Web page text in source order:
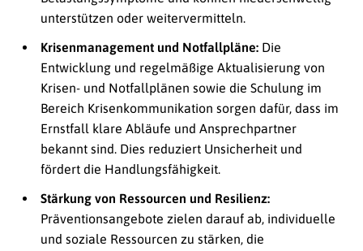
unterstützen oder weitervermitteln.
Krisenmanagement und Notfallpläne: Die
Entwicklung und regelmäßige Aktualisierung von
Krisen- und Notfallplänen sowie die Schulung im
Bereich Krisenkommunikation sorgen dafür, dass im
Ernstfall klare Abläufe und Ansprechpartner
bekannt sind. Dies reduziert Unsicherheit und
fördert die Handlungsfähigkeit.
Stärkung von Ressourcen und Resilienz:
Präventionsangebote zielen darauf ab, individuelle
und soziale Ressourcen zu stärken, die